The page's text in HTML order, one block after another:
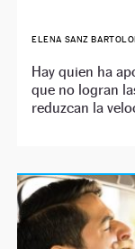
ELENA SANZ
Hay quien ha
que no logran
reduzcan la